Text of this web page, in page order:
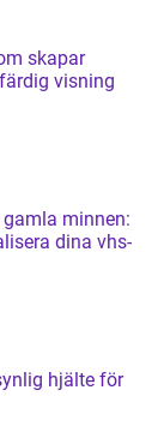
skapar
visning
minnen:
dina vhs-
hjälte för